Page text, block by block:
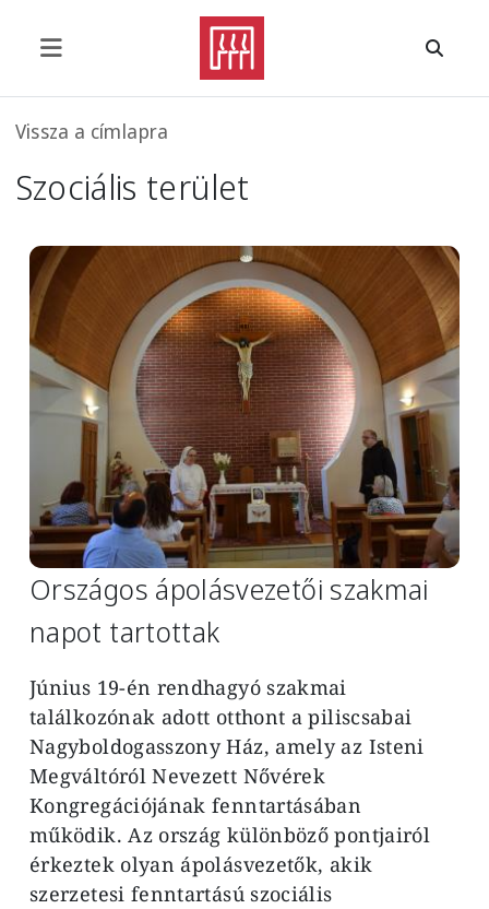
Morzsa
Vissza a címlapra
Szociális terület
Image
Országos ápolásvezetői szakmai
napot tartottak
Június 19-én rendhagyó szakmai
találkozónak adott otthont a piliscsabai
Nagyboldogasszony Ház, amely az Isteni
Megváltóról Nevezett Nővérek
Kongregációjának fenntartásában
működik. Az ország különböző pontjairól
érkeztek olyan ápolásvezetők, akik
szerzetesi fenntartású szociális